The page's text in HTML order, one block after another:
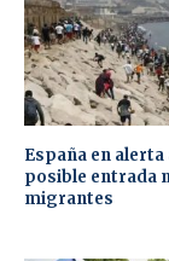
España en alerta
posible entrada
migrantes